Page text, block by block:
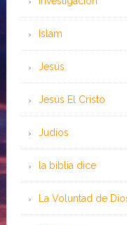
Islam
Jesús
Jesús El Cristo
Judíos
la biblia dice
La Voluntad de